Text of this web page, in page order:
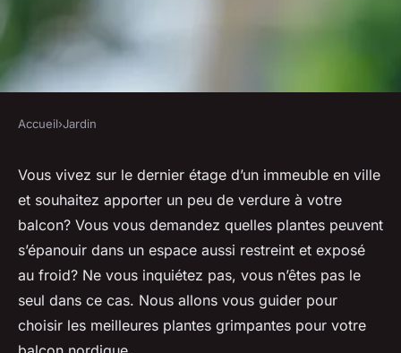
Quelles variétés de plantes
grimpantes sont idéales pour
un balcon nordique?
Tom•30 avril 2024• 6 min de lecture
Accueil›Jardin
Vous vivez sur le dernier étage d’un immeuble en ville
et souhaitez apporter un peu de verdure à votre
balcon? Vous vous demandez quelles plantes peuvent
s’épanouir dans un espace aussi restreint et exposé
au froid? Ne vous inquiétez pas, vous n’êtes pas le
seul dans ce cas. Nous allons vous guider pour
choisir les meilleures plantes grimpantes pour votre